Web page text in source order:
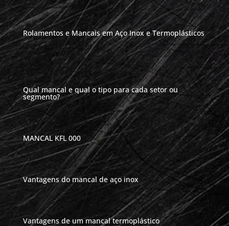
Rolamentos e Mancais em Aço Inox e Termoplásticos
Qual mancal e qual o tipo para cada setor ou
segmento?
MANCAL KFL 000
Vantagens do mancal de aço inox
Vantagens de um mancal termoplástico